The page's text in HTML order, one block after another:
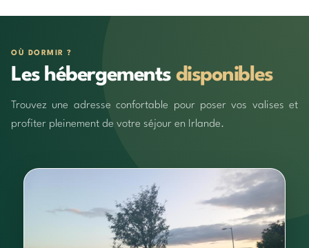
OÙ DORMIR ?
Les hébergements disponibles
Trouvez une adresse confortable pour poser vos valises et
profiter pleinement de votre séjour en Irlande.